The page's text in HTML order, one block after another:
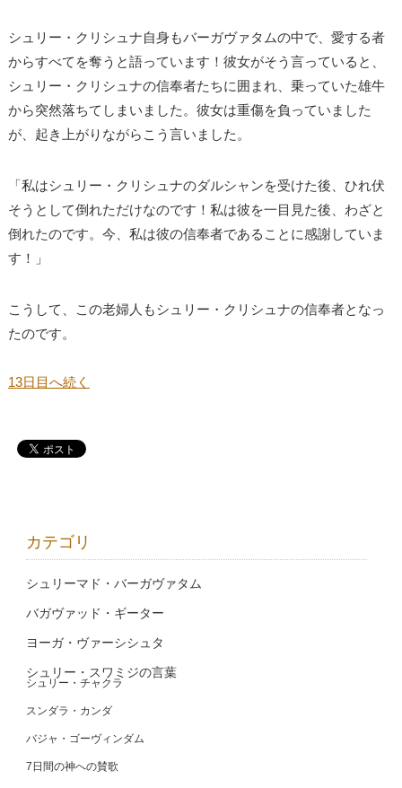
シュリー・クリシュナ自身もバーガヴァタムの中で、愛する者
からすべてを奪うと語っています！彼女がそう言っていると、
シュリー・クリシュナの信奉者たちに囲まれ、乗っていた雄牛
から突然落ちてしまいました。彼女は重傷を負っていました
が、起き上がりながらこう言いました。
「私はシュリー・クリシュナのダルシャンを受けた後、ひれ伏
そうとして倒れただけなのです！私は彼を一目見た後、わざと
倒れたのです。今、私は彼の信奉者であることに感謝していま
す！」
こうして、この老婦人もシュリー・クリシュナの信奉者となっ
たのです。
13日目へ続く
カテゴリ
シュリーマド・バーガヴァタム
バガヴァッド・ギーター
ヨーガ・ヴァーシシュタ
シュリー・スワミジの言葉
シュリー・チャクラ
スンダラ・カンダ
バジャ・ゴーヴィンダム
7日間の神への賛歌